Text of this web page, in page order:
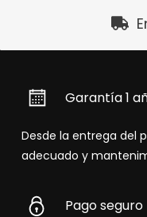
Garantía 1
Desde la entrega del
adecuado y
Pago seguro